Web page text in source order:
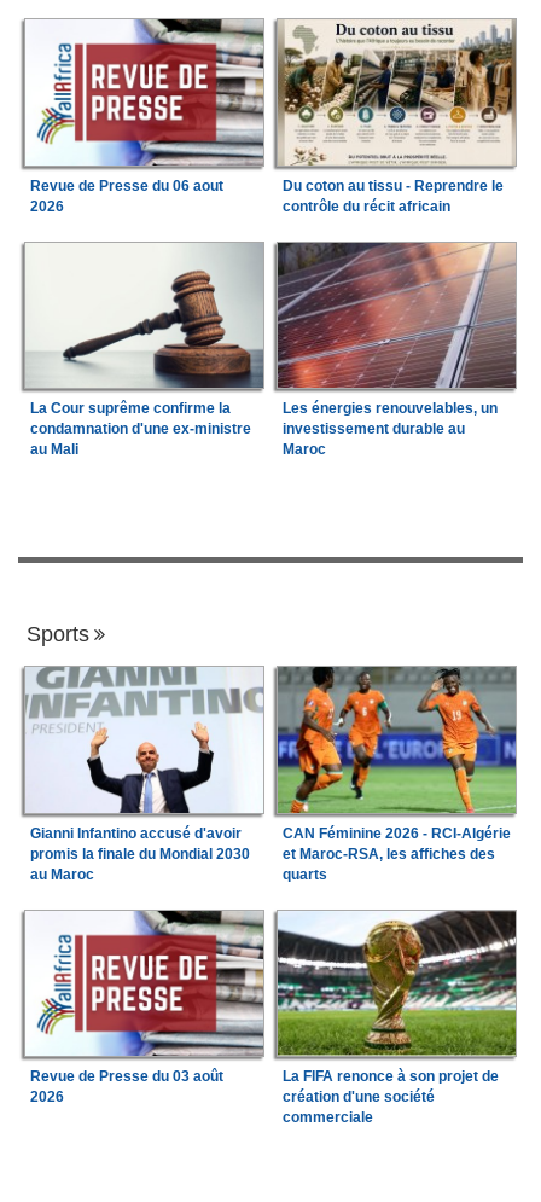
Revue de Presse du 06 aout
2026
Du coton au tissu - Reprendre le
contrôle du récit africain
La Cour suprême confirme la
condamnation d'une ex-ministre
au Mali
Les énergies renouvelables, un
investissement durable au
Maroc
Sports
Gianni Infantino accusé d'avoir
promis la finale du Mondial 2030
au Maroc
CAN Féminine 2026 - RCI-Algérie
et Maroc-RSA, les affiches des
quarts
Revue de Presse du 03 août
2026
La FIFA renonce à son projet de
création d'une société
commerciale